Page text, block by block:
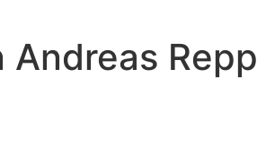
Andreas Repp